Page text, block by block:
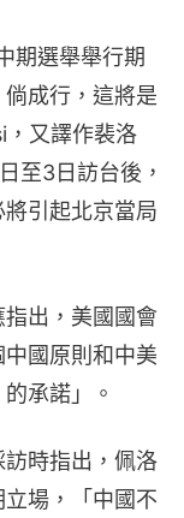
期選舉舉行期
成行，這將是
又譯作裴洛
至3日訪台後，
引起北京當局
出，美國國會
國原則和中美
承諾」。
時指出，佩洛
場，「中國不